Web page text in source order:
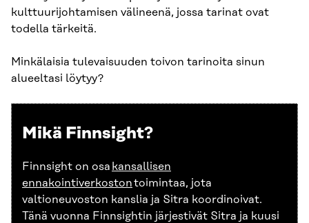
kulttuurijohtamisen välineenä, jossa tarinat ovat
todella tärkeitä.
Minkälaisia tulevaisuuden toivon tarinoita sinun
alueeltasi löytyy?
Mikä Finnsight?
Finnsight on osa kansallisen
ennakointiverkostontoimintaa, jota
valtioneuvoston kanslia ja Sitra koordinoivat.
Tänä vuonna Finnsightin järjestivät Sitra ja kuusi